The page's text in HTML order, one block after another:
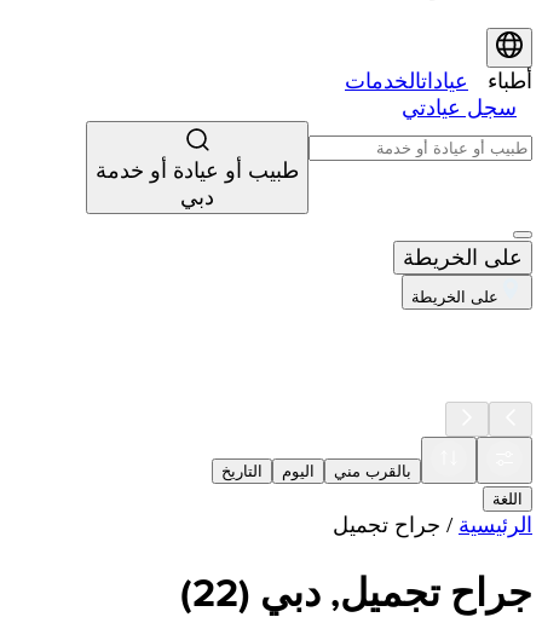
أطباء عياداتالخدمات
سجل عيادتي
طبيب أو عيادة أو خدمة
دبي
على الخريطة
على الخريطة
بالقرب مني اليوم
التاريخ
اللغة
الرئيسية/جراح تجميل
جراح تجميل, دبي(
22
)